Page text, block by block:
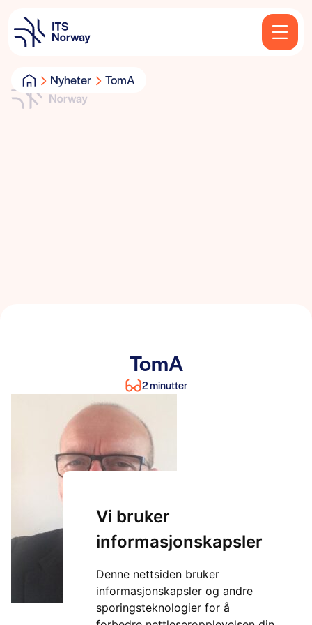
Vi bruker
informasjonskapsler
Denne nettsiden bruker
informasjonskapsler og andre
sporingsteknologier for å
Nyheter TomA
TomA
2 minutter